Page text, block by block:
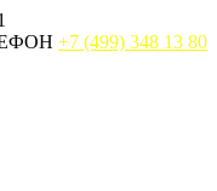
+7 (499) 348 13 80